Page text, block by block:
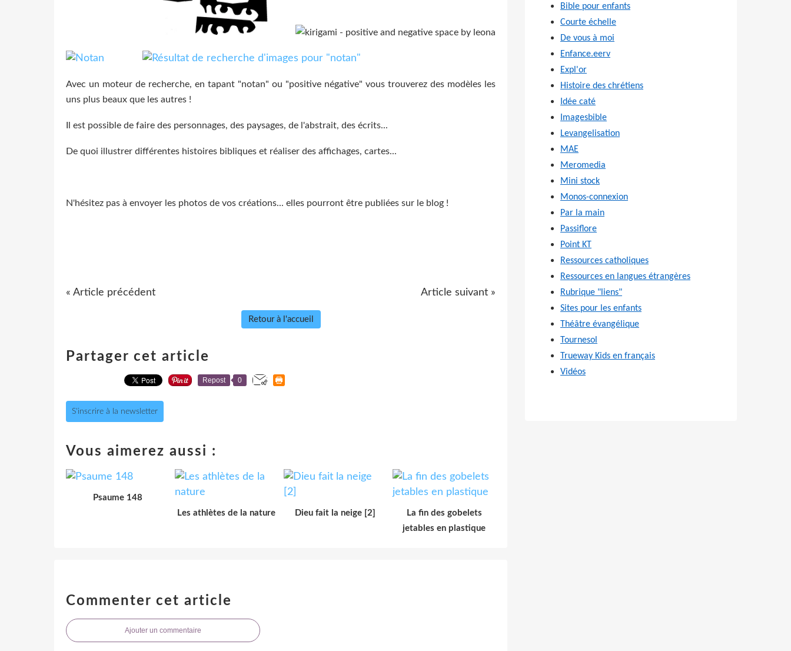
Avec un moteur de recherche, en tapant "notan" ou "positive négative" vous trouverez des modèles les
uns plus beaux que les autres !
Il est possible de faire des personnages, des paysages, de l'abstrait, des écrits...
De quoi illustrer différentes histoires bibliques et réaliser des affichages, cartes...
N'hésitez pas à envoyer les photos de vos créations... elles pourront être publiées sur le blog !
« Article précédent Article suivant »
Retour à l'accueil
Partager cet article
Repost 0
S'inscrire à la newsletter
Vous aimerez aussi :
Psaume 148
Les athlètes de la nature
Dieu fait la neige [2]
La fin des gobelets
jetables en plastique
Commenter cet article
Ajouter un commentaire
Bible pour enfants
Courte échelle
De vous à moi
Enfance.eerv
Expl'or
Histoire des chrétiens
Idée caté
Imagesbible
Levangelisation
MAE
Meromedia
Mini stock
Monos-connexion
Par la main
Passiflore
Point KT
Ressources catholiques
Ressources en langues étrangères
Rubrique "liens"
Sites pour les enfants
Théâtre évangélique
Tournesol
Trueway Kids en français
Vidéos